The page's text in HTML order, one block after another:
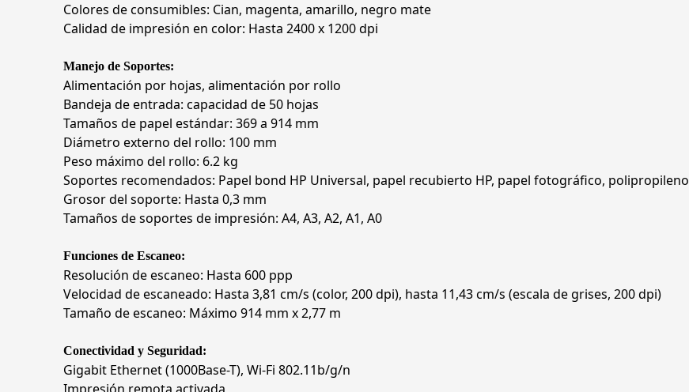
Colores de consumibles: Cian, magenta, amarillo, negro mate
Calidad de impresión en color: Hasta 2400 x 1200 dpi
Manejo de Soportes:
Alimentación por hojas, alimentación por rollo
Bandeja de entrada: capacidad de 50 hojas
Tamaños de papel estándar: 369 a 914 mm
Diámetro externo del rollo: 100 mm
Peso máximo del rollo: 6.2 kg
Soportes recomendados: Papel bond HP Universal, papel recubierto HP, papel fotográfico, polipropileno
Grosor del soporte: Hasta 0,3 mm
Tamaños de soportes de impresión: A4, A3, A2, A1, A0
Funciones de Escaneo:
Resolución de escaneo: Hasta 600 ppp
Velocidad de escaneado: Hasta 3,81 cm/s (color, 200 dpi), hasta 11,43 cm/s (escala de grises, 200 dpi)
Tamaño de escaneo: Máximo 914 mm x 2,77 m
Conectividad y Seguridad:
Gigabit Ethernet (1000Base-T), Wi-Fi 802.11b/g/n